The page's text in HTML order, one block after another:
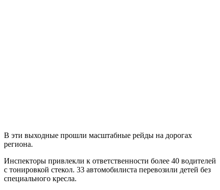
В эти выходные прошли масштабные рейды на дорогах
региона.
Инспекторы привлекли к ответственности более 40 водителей
с тонировкой стекол. 33 автомобилиста перевозили детей без
специального кресла.